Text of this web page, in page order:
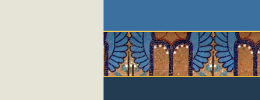
Les Amis